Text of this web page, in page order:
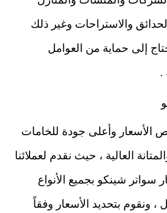
والاستراحات وغير ذلك
إلى حماية من العوامل
.
الأسعار وأعلى جودة للخامات
العالية ، حيث نقدم لعملائنا
سواتر شينكو بجميع الأنواع
، ونقوم بتحديد الأسعار وفقاً